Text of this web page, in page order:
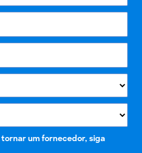
um fornecedor, siga